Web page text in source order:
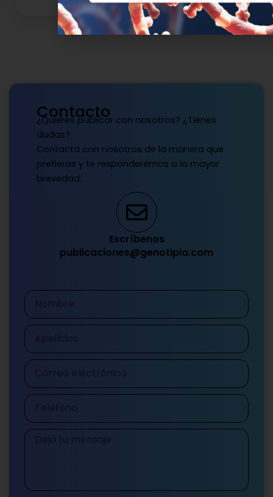
Contacto
¿Quieres publicar con nosotros? ¿Tienes
dudas?
Contacta con nosotros de la manera que
prefieras y te responderemos a la mayor
brevedad.
Escríbenos
publicaciones@genotipia.com
Nombre
Apellidos
Correo
electrónico
Teléfono
Mensaje